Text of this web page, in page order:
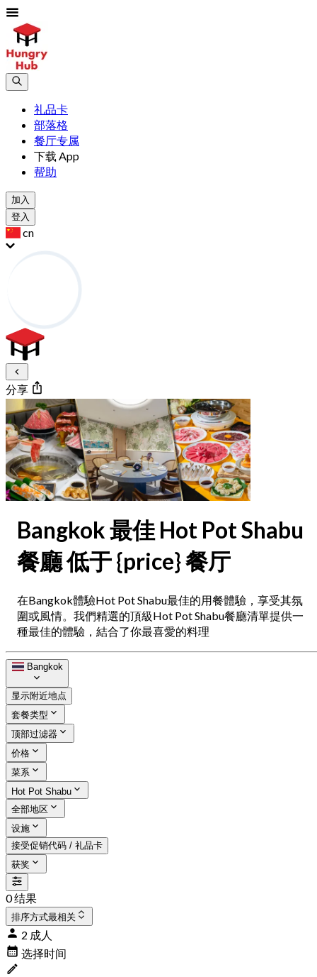
礼品卡
部落格
餐厅专属
下载 App
帮助
加入
登入
cn
分享
Bangkok 最佳 Hot Pot Shabu
餐廳 低于 {price} 餐厅
在Bangkok體驗Hot Pot Shabu最佳的用餐體驗，享受其氛
圍或風情。我們精選的頂級Hot Pot Shabu餐廳清單提供一
種最佳的體驗，結合了你最喜愛的料理
Bangkok
显示附近地点
套餐类型
顶部过滤器
价格
菜系
Hot Pot Shabu
全部地区
设施
接受促销代码 / 礼品卡
获奖
0 结果
排序方式最相关
2 成人
选择时间